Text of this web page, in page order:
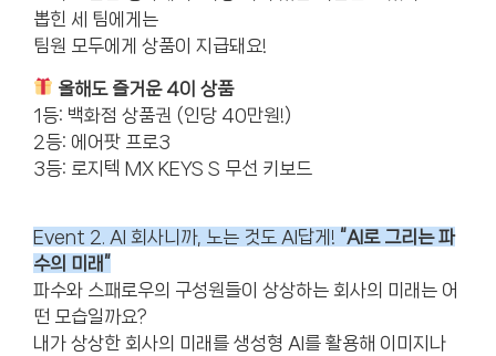
뽑힌 세 팀에게는
팀원 모두에게 상품이 지급돼요!
올해도 즐거운 4이 상품
1등: 백화점 상품권 (인당 40만원!)
2등: 에어팟 프로3
3등: 로지텍 MX KEYS S 무선 키보드
Event 2. AI 회사니까, 노는 것도 AI답게! “AI로 그리는 파
수의 미래”
파수와 스패로우의 구성원들이 상상하는 회사의 미래는 어
떤 모습일까요?
내가 상상한 회사의 미래를 생성형 AI를 활용해 이미지나